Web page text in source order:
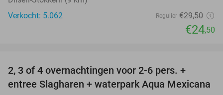
Verkocht: 5.062
Regulier €29,50
€24,50
2, 3 of 4 overnachtingen voor 2-6 pers. +
entree Slagharen + waterpark Aqua Mexicana